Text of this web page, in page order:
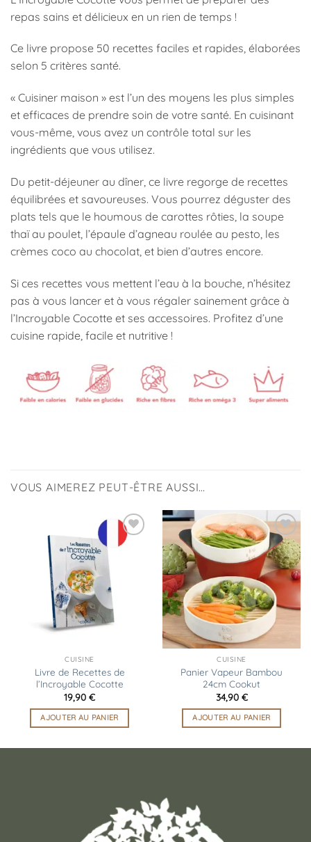
repas sains et délicieux en un rien de temps !
Ce livre propose 50 recettes faciles et rapides, élaborées
selon 5 critères santé.
« Cuisiner maison » est l’un des moyens les plus simples
et efficaces de prendre soin de votre santé. En cuisinant
vous-même, vous avez un contrôle total sur les
ingrédients que vous utilisez.
Du petit-déjeuner au dîner, ce livre regorge de recettes
équilibrées et savoureuses. Vous pourrez déguster des
plats tels que le houmous de carottes rôties, la soupe
thaï au poulet, l’épaule d’agneau roulée au pesto, les
crèmes coco au chocolat, et bien d’autres encore.
Si ces recettes vous mettent l’eau à la bouche, n’hésitez
pas à vous lancer et à vous régaler sainement grâce à
l’Incroyable Cocotte et ses accessoires. Profitez d’une
cuisine rapide, facile et nutritive !
VOUS AIMEREZ PEUT-ÊTRE AUSSI…
Ajouter
CUISINE
Livre de Recettes de
l’Incroyable Cocotte
19,90 €
AJOUTER AU PANIER
Ajouter
à la
liste
d’envies
CUISINE
Panier Vapeur Bambou
24cm Cookut
34,90 €
AJOUTER AU PANIER